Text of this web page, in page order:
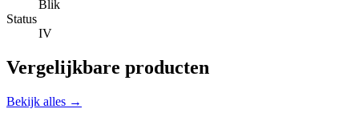
Blik
Status
IV
Vergelijkbare producten
Bekijk alles →